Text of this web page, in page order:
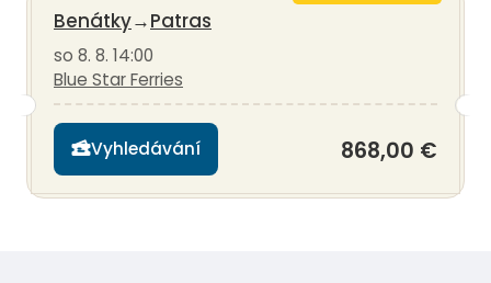
Benátky→Patras
so 8. 8. 14:00
Blue Star Ferries
Vyhledávání 868,00 €